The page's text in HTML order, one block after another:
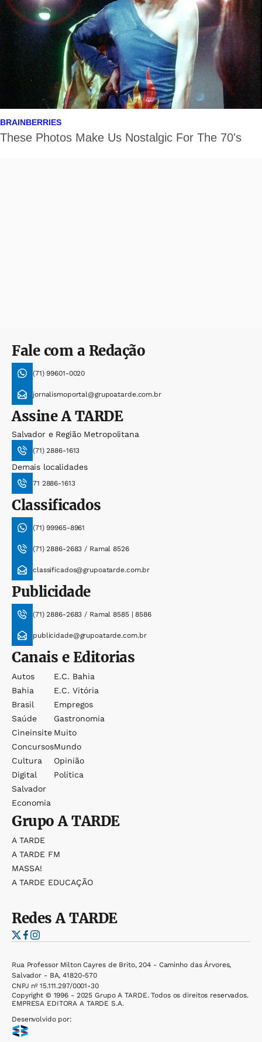
Fale com a Redação
(71) 99601-0020
jornalismoportal@grupoatarde.com.br
AssineA TARDE
Salvador e Região Metropolitana
(71) 2886-1613
Demais localidades
71 2886-1613
Classificados
(71) 99965-8961
(71) 2886-2683 / Ramal 8526
classificados@grupoatarde.com.br
Publicidade
(71) 2886-2683 / Ramal 8585 | 8586
publicidade@grupoatarde.com.br
Canais e Editorias
Autos
Bahia
Brasil
Saúde
Cineinsite
Concursos
Cultura
Digital
Salvador
Economia
E.c. Bahia
E.c. Vitória
Empregos
Gastronomia
Muito
Mundo
Opinião
Política
GrupoA TARDE
A TARDE
A TARDE FM
MASSA!
A TARDE EDUCAÇÃO
RedesA TARDE
Rua Professor Milton Cayres de Brito, 204 - Caminho das Árvores,
Salvador - BA, 41820-570
CNPJ nº 15.111.297/0001-30
Copyright © 1996 - 2025 Grupo A TARDE. Todos os direitos reservados.
EMPRESA EDITORA A TARDE S.A.
Desenvolvido por: